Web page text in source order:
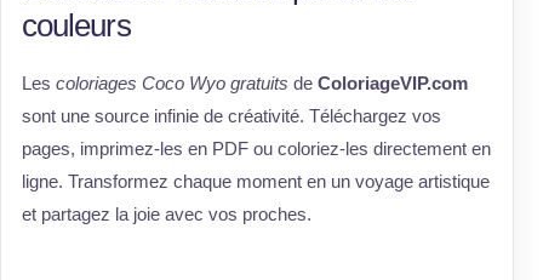
couleurs
Les coloriages Coco Wyo gratuits de ColoriageVIP.com
sont une source infinie de créativité. Téléchargez vos
pages, imprimez-les en PDF ou coloriez-les directement en
ligne. Transformez chaque moment en un voyage artistique
et partagez la joie avec vos proches.